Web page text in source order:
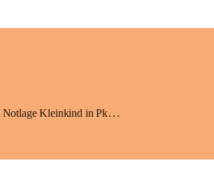
+2
T2 Menschenrettung – Notlage Kleinkind in Pkw eingeschlossen